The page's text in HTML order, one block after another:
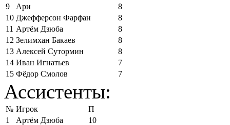
9
Ари
8
10 Джефферсон Фарфан
8
11 Артём Дзюба
8
12 Зелимхан Бакаев
8
13 Алексей Сутормин
8
14 Иван Игнатьев
7
15 Фёдор Смолов 7
Ассистенты:
№ Игрок
П
1
Артём Дзюба
10